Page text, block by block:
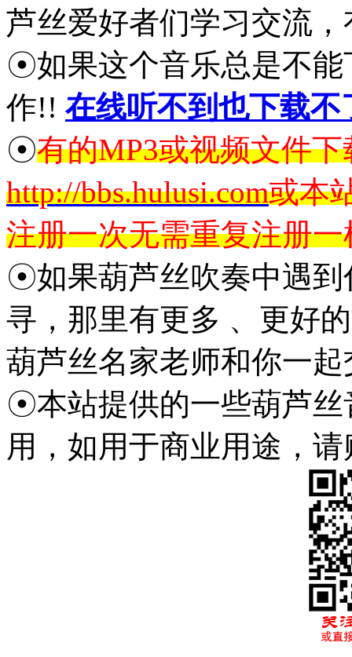
芦丝爱好者们学习交流
☉如果这个音乐总是不能
作!! 在线听不到也下载不
☉有的MP3或视频文件
http://bbs.hulusi.com或本
注册一次无需重复注册
☉如果葫芦丝吹奏中遇到
寻，那里有更多 、更好
葫芦丝名家老师和你一起
☉本站提供的一些葫芦丝
用，如用于商业用途，